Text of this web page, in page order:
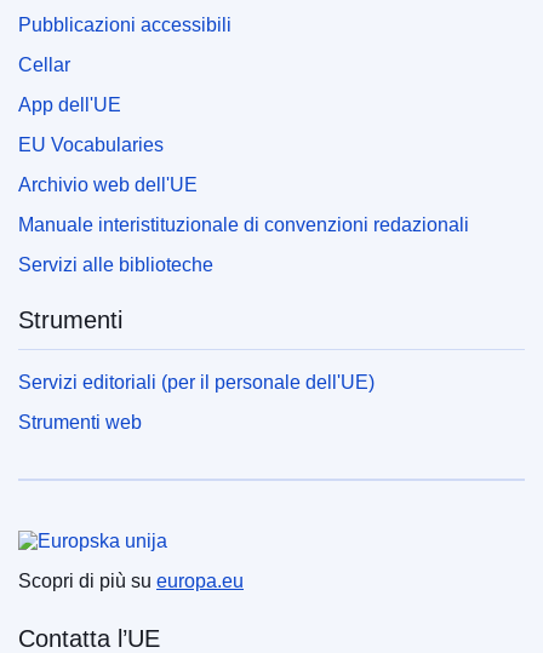
Pubblicazioni accessibili
Cellar
App dell'UE
EU Vocabularies
Archivio web dell'UE
Manuale interistituzionale di convenzioni redazionali
Servizi alle biblioteche
Strumenti
Servizi editoriali (per il personale dell'UE)
Strumenti web
Scopri di più su europa.eu
Contatta l’UE